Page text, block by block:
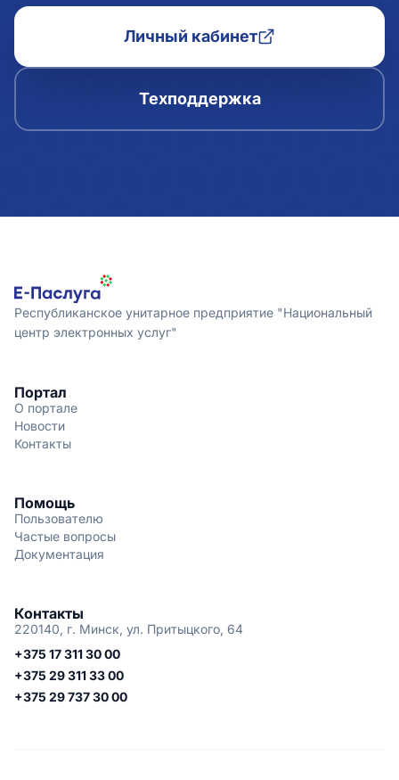
Личный кабинет
Техподдержка
Республиканское унитарное предприятие "Национальный
центр электронных услуг"
Портал
О портале
Новости
Контакты
Помощь
Пользователю
Частые вопросы
Документация
Контакты
220140, г. Минск, ул. Притыцкого, 64
+375 17 311 30 00
+375 29 311 33 00
+375 29 737 30 00